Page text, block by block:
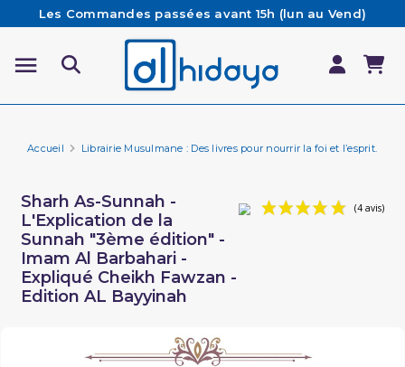
Les Commandes passées avant 15h (lun au Vend)
sont préparées et expédiées le jour même
Besoin d'aide ? Retrouvez notre FAQ
Livraison offerte à partir de 65€ d'achat*
Accueil Librairie Musulmane : Des livres pour nourrir la foi et l’esprit.
Sharh As-Sunnah -
L'Explication de la
Sunnah "3ème édition" -
Imam Al Barbahari -
Expliqué Cheikh Fawzan -
Edition AL Bayyinah